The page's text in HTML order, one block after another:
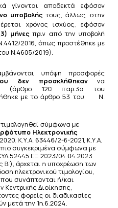
γίνονται αποδεκτά εφόσον
υποβολήςτους, άλλως, στην
χρόνος ισχύος, εφόσον
μήνεςπριν από την υποβολή
2016 , όπως προστέθηκε με
Ν.4605/2019).
υπόψη προσφορές
δεν προσκλήθηκαννα
(άρθρο 120 παρ.3α του
με το άρθρο 53 του Ν.
σύμφωνα με
Ηλεκτρονικής
2020, Κ.Υ.Α. 63446/2-6-2021, Κ.Υ.Α.
συγκεκριμένα σύμφωνα με
52445 ΕΞ 2023/04.04.2023
Β’), άρχεται η υποχρέωση των
ηλεκτρονικού τιμολογίου,
συνάπτονται ή/και
Κεντρικής Διοίκησης,
φορείς οι διαδικασίες
μετά την 1η.6.2024.